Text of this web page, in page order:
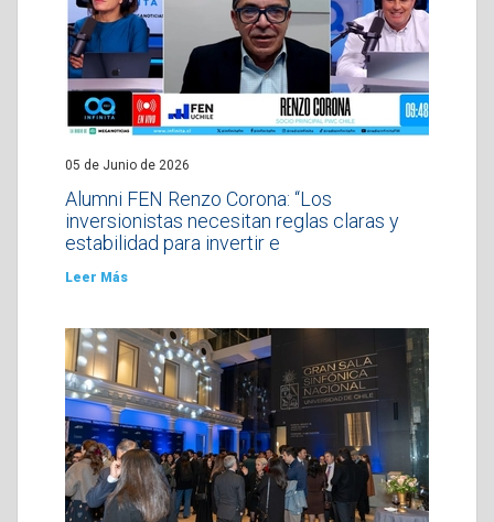
05 de Junio de 2026
Alumni FEN Renzo Corona: “Los
inversionistas necesitan reglas claras y
estabilidad para invertir e
Leer Más